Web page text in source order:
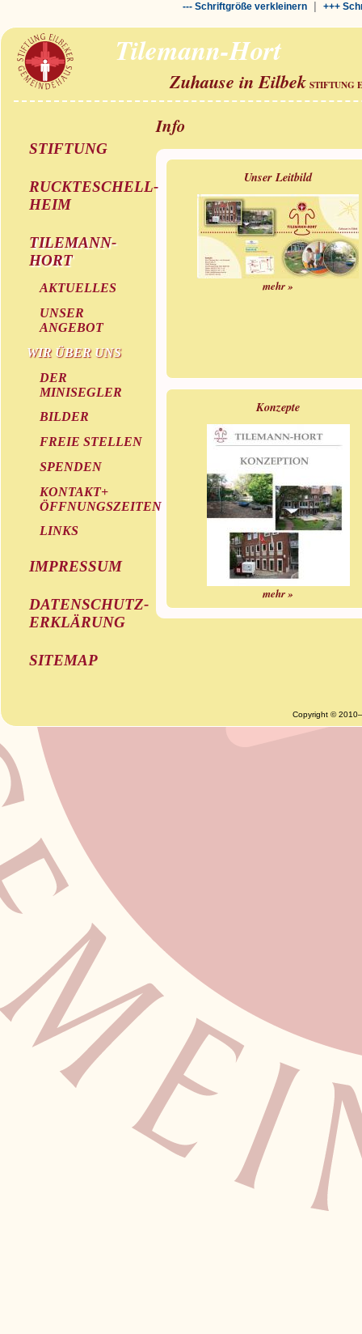
--- Schriftgröße verkleinern| +++
Tilemann-Hort
Zuhause in Eilbek STIFTUNG
STIFTUNG
RUCKTESCHELL-
HEIM
TILEMANN-
HORT
AKTUELLES
UNSER
ANGEBOT
WIR ÜBER UNS
DER
MINISEGLER
BILDER
FREIE STELLEN
SPENDEN
KONTAKT+
ÖFFNUNGSZEITEN
LINKS
IMPRESSUM
DATENSCHUTZ-
ERKLÄRUNG
SITEMAP
Info
Unser Leitbild
mehr »
Konzepte
mehr »
Copyright ©